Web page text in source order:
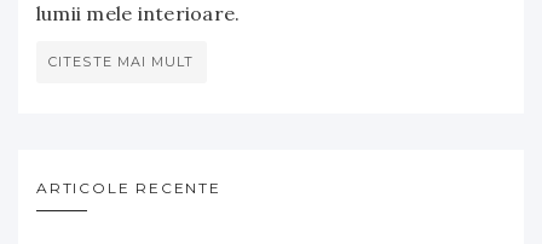
lumii mele interioare.
CITESTE MAI MULT
ARTICOLE RECENTE